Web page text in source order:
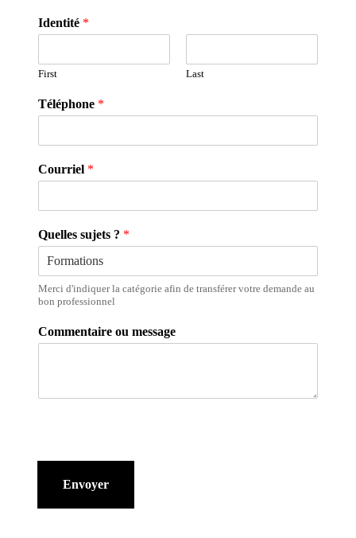
Identité *
First Last
Téléphone *
Courriel *
Quelles sujets ? *
Merci d'indiquer la catégorie afin de transférer votre demande au
bon professionnel
Commentaire ou message
Envoyer